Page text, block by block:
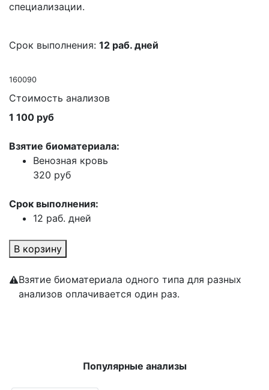
специализации.
Срок выполнения: 12 раб. дней
160090
Стоимость анализов
1 100 руб
Взятие биоматериала:
Венозная кровь
320 руб
Срок выполнения:
12 раб. дней
В корзину
Взятие биоматериала одного типа для разных
анализов оплачивается один раз.
Популярные анализы